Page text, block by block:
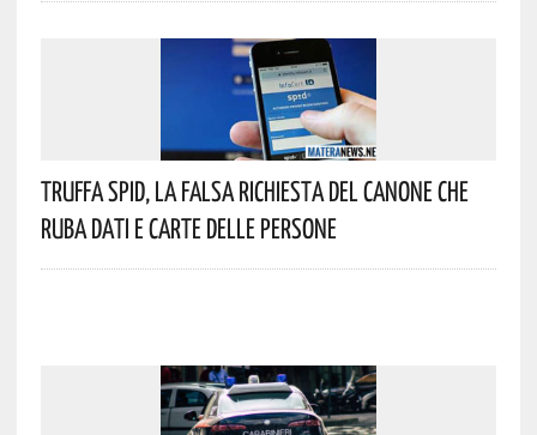
Truffa Spid, La Falsa Richiesta Del Canone Che
Ruba Dati E Carte Delle Persone